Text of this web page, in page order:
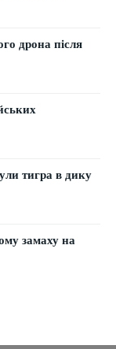
дрона після
тигра в дику
замаху на